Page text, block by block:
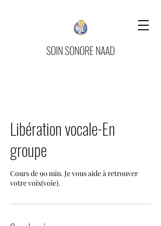
SOIN SONORE NAAD
Libération vocale-En
groupe
Cours de 90 min. Je vous aide à retrouver
votre voix(voie).